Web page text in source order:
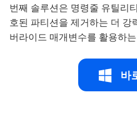
번째 솔루션은 명령줄 유틸리
호된 파티션을 제거하는 더 강
버라이드 매개변수를 활용하
바